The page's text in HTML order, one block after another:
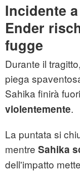
Incidente
Ender
fugge
Durante il
piega
Sahika finirà
violentemente.
La puntata si
mentre Sahika
dell'impatto